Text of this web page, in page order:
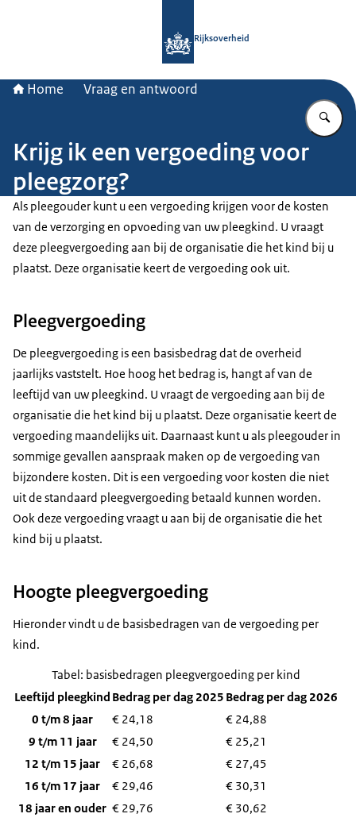
Rijksoverheid
Home Vraag en antwoord
Krijg ik een vergoeding voor
pleegzorg?
Als pleegouder kunt u een vergoeding krijgen voor de kosten
van de verzorging en opvoeding van uw pleegkind. U vraagt
deze pleegvergoeding aan bij de organisatie die het kind bij u
plaatst. Deze organisatie keert de vergoeding ook uit.
Pleegvergoeding
De pleegvergoeding is een basisbedrag dat de overheid
jaarlijks vaststelt. Hoe hoog het bedrag is, hangt af van de
leeftijd van uw pleegkind. U vraagt de vergoeding aan bij de
organisatie die het kind bij u plaatst. Deze organisatie keert de
vergoeding maandelijks uit. Daarnaast kunt u als pleegouder in
sommige gevallen aanspraak maken op de vergoeding van
bijzondere kosten. Dit is een vergoeding voor kosten die niet
uit de standaard pleegvergoeding betaald kunnen worden.
Ook deze vergoeding vraagt u aan bij de organisatie die het
kind bij u plaatst.
Hoogte pleegvergoeding
Hieronder vindt u de basisbedragen van de vergoeding per
kind.
Tabel: basisbedragen pleegvergoeding per kind
Leeftijd pleegkind Bedrag per dag 2025 Bedrag per dag 2026
0 t/m 8 jaar
€ 24,18
€ 24,88
9 t/m 11 jaar
€ 24,50
€ 25,21
12 t/m 15 jaar
€ 26,68
€ 27,45
16 t/m 17 jaar
€ 29,46
€ 30,31
18 jaar en ouder € 29,76 € 30,62